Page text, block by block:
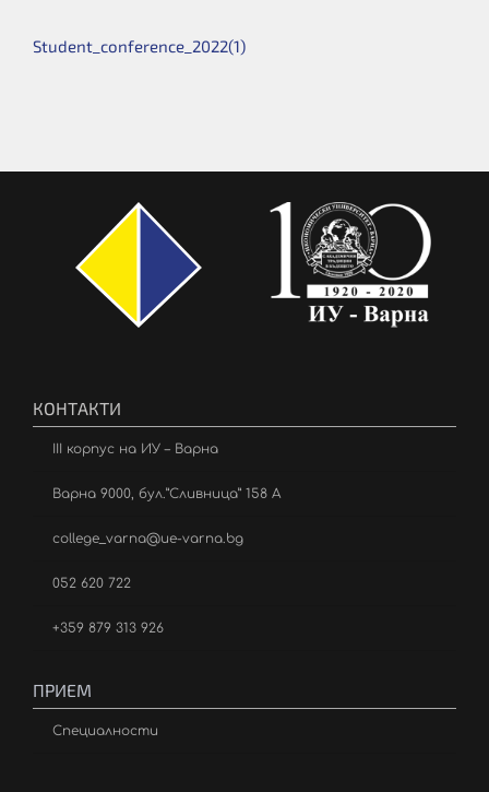
Student_conference_2022(1)
КОНТАКТИ
III корпус на ИУ – Варна
Варна 9000, бул.”Сливница” 158 А
college_varna@ue-varna.bg
052 620 722
+359 879 313 926
ПРИЕМ
Специалности